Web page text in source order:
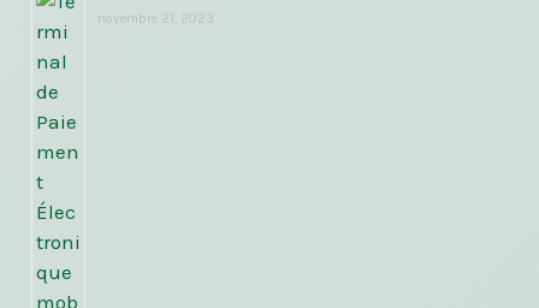
novembre 21, 2023